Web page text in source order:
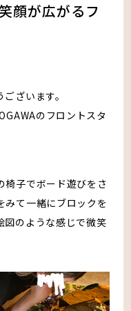
FAQ
約する
顔が広がるフ
ざいます。
のフロントスタ
椅子でボード遊びをさ
みて一緒にブロックを
図のような感じで微笑